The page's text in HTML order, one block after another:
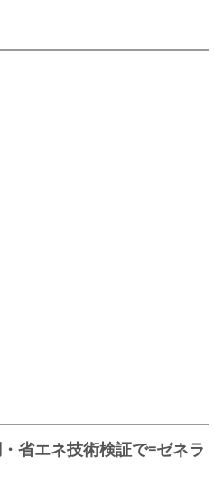
省エネ技術検証で=ゼネラ